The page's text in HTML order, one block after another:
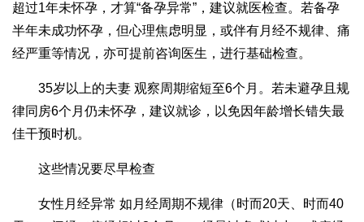
超过1年未怀孕，才算“备孕异常”，建议就医检查。若备孕
半年未成功怀孕，但心理焦虑明显，或伴有月经不规律、痛
经严重等情况，亦可提前咨询医生，进行基础检查。
35岁以上的夫妻 观察周期缩短至6个月。若未避孕且规
律同房6个月仍未怀孕，建议就诊，以免因年龄增长错失最
佳干预时机。
这些情况要尽早检查
女性月经异常 如月经周期不规律（时而20天、时而40